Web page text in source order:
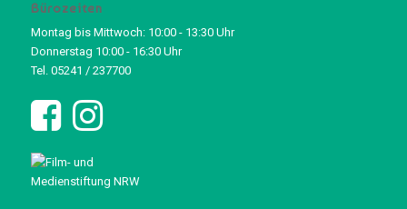
Bürozeiten
Montag bis Mittwoch: 10:00 - 13:30 Uhr
Donnerstag 10:00 - 16:30 Uhr
Tel. 05241 / 237700